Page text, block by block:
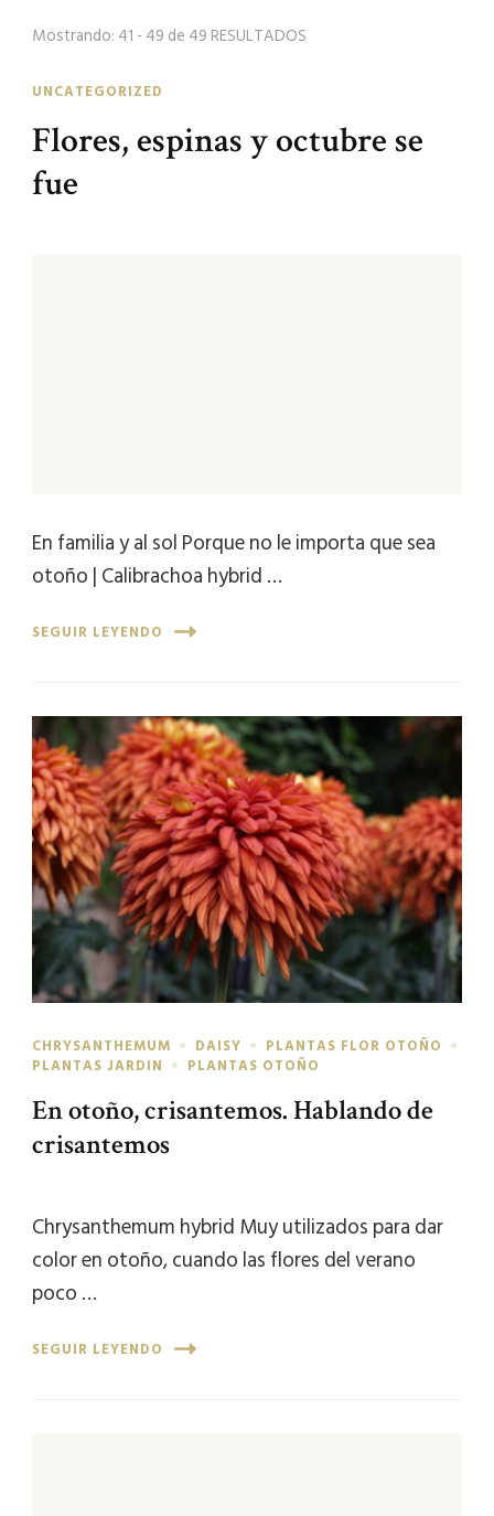
Mostrando: 41 - 49 de 49 RESULTADOS
UNCATEGORIZED
Flores, espinas y octubre se
fue
En familia y al sol Porque no le importa que sea
otoño | Calibrachoa hybrid …
SEGUIR LEYENDO
CHRYSANTHEMUM DAISY
PLANTAS FLOR OTOÑO
PLANTAS JARDIN
PLANTAS OTOÑO
En otoño, crisantemos. Hablando de
crisantemos
Chrysanthemum hybrid Muy utilizados para dar
color en otoño, cuando las flores del verano
poco …
SEGUIR LEYENDO